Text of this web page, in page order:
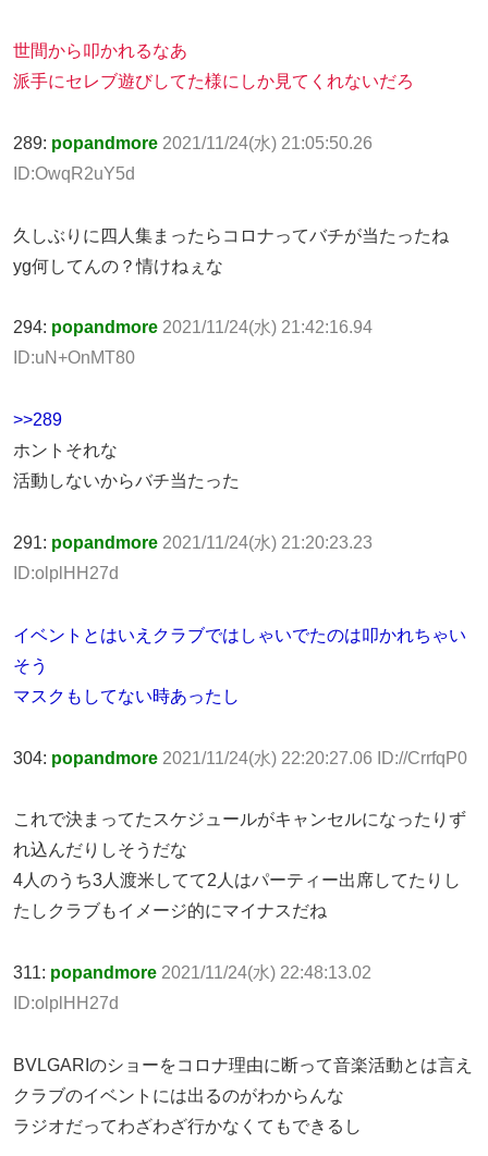
世間から叩かれるなあ
派手にセレブ遊びしてた様にしか見てくれないだろ
289: popandmore 2021/11/24(水) 21:05:50.26
ID:OwqR2uY5d
久しぶりに四人集まったらコロナってバチが当たったね
yg何してんの？情けねぇな
294: popandmore 2021/11/24(水) 21:42:16.94
ID:uN+OnMT80
>>289
ホントそれな
活動しないからバチ当たった
291: popandmore 2021/11/24(水) 21:20:23.23
ID:olplHH27d
イベントとはいえクラブではしゃいでたのは叩かれちゃい
そう
マスクもしてない時あったし
304: popandmore 2021/11/24(水) 22:20:27.06 ID://CrrfqP0
これで決まってたスケジュールがキャンセルになったりず
れ込んだりしそうだな
4人のうち3人渡米してて2人はパーティー出席してたりし
たしクラブもイメージ的にマイナスだね
311: popandmore 2021/11/24(水) 22:48:13.02
ID:olplHH27d
BVLGARIのショーをコロナ理由に断って音楽活動とは言え
クラブのイベントには出るのがわからんな
ラジオだってわざわざ行かなくてもできるし